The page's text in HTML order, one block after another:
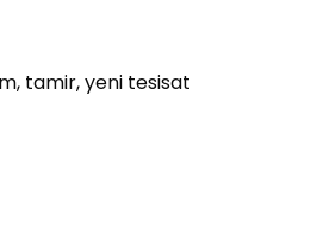
tamir, yeni tesisat